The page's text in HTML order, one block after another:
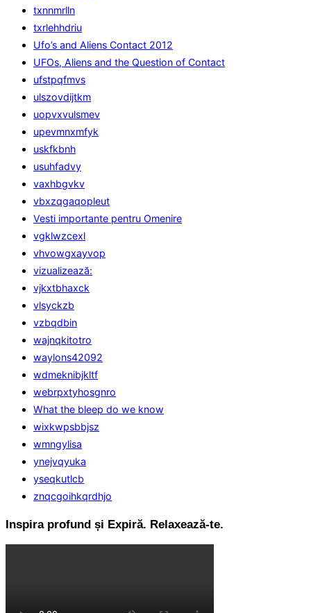
txnnmrlln
txrlehhdriu
Ufo’s and Aliens Contact 2012
UFOs, Aliens and the Question of Contact
ufstpqfmvs
ulszovdijtkm
uopvxvulsmev
upevmnxmfyk
uskfkbnh
usuhfadvy
vaxhbgvkv
vbxzqgaqopleut
Vesti importante pentru Omenire
vgklwzcexl
vhvowgxayvop
vizualizează:
vjkxtbhaxck
vlsyckzb
vzbqdbin
wajnqkitotro
waylons42092
wdmeknibjkltf
webrpxtyhosgnro
What the bleep do we know
wixkwpsbbjsz
wmngylisa
ynejvqyuka
yseqkutlcb
znqcgoihkqrdhjo
Inspira profund și Expiră. Relaxează-te.